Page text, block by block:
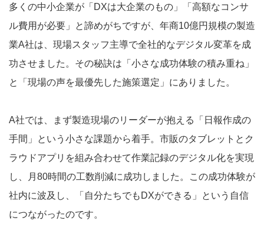
多くの中小企業が「DXは大企業のもの」「高額なコンサ
ル費用が必要」と諦めがちですが、年商10億円規模の製造
業A社は、現場スタッフ主導で全社的なデジタル変革を成
功させました。その秘訣は「小さな成功体験の積み重ね」
と「現場の声を最優先した施策選定」にありました。
A社では、まず製造現場のリーダーが抱える「日報作成の
手間」という小さな課題から着手。市販のタブレットとク
ラウドアプリを組み合わせて作業記録のデジタル化を実現
し、月80時間の工数削減に成功しました。この成功体験が
社内に波及し、「自分たちでもDXができる」という自信
につながったのです。